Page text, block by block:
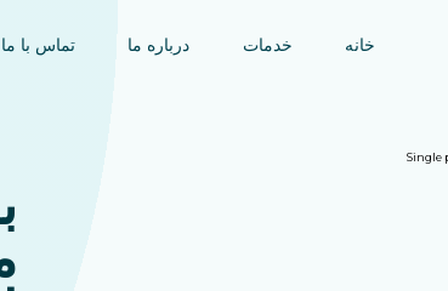
خانه خدمات درباره ما تماس با ما